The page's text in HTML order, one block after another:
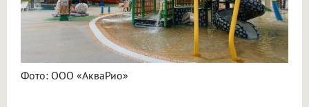
Фото: ООО «АкваРио»